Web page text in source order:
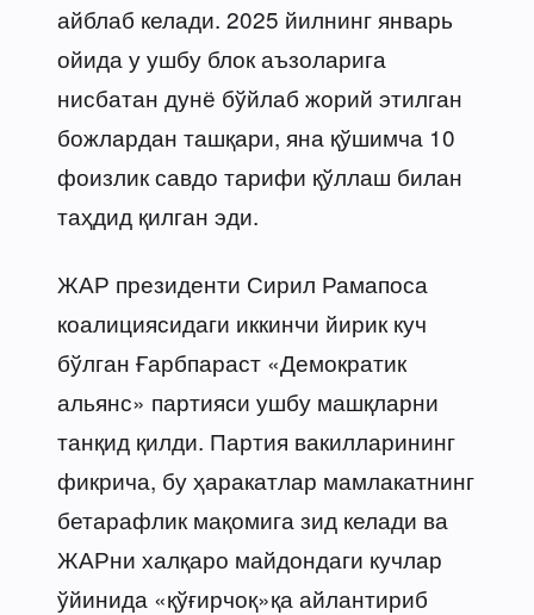
айблаб келади. 2025 йилнинг январь
ойида у ушбу блок аъзоларига
нисбатан дунё бўйлаб жорий этилган
божлардан ташқари, яна қўшимча 10
фоизлик савдо тарифи қўллаш билан
таҳдид қилган эди.
ЖАР президенти Сирил Рамапоса
коалициясидаги иккинчи йирик куч
бўлган Ғарбпараст «Демократик
альянс» партияси ушбу машқларни
танқид қилди. Партия вакилларининг
фикрича, бу ҳаракатлар мамлакатнинг
бетарафлик мақомига зид келади ва
ЖАРни халқаро майдондаги кучлар
ўйинида «қўғирчоқ»қа айлантириб